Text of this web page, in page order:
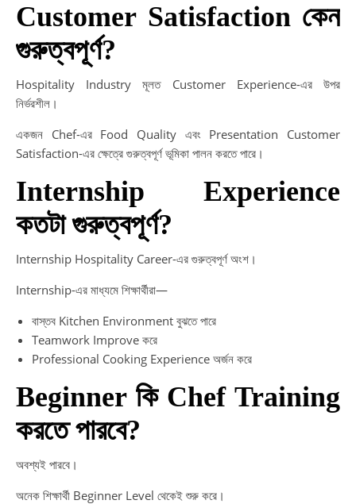
Customer Satisfaction কেন
গুরুত্বপূর্ণ?
Hospitality Industry মূলত Customer Experience-এর উপর
নির্ভরশীল।
একজন Chef-এর Food Quality এবং Presentation Customer
Satisfaction-এর ক্ষেত্রে গুরুত্বপূর্ণ ভূমিকা পালন করতে পারে।
Internship Experience
কতটা গুরুত্বপূর্ণ?
Internship Hospitality Career-এর গুরুত্বপূর্ণ অংশ।
Internship-এর মাধ্যমে শিক্ষার্থীরা—
বাস্তব Kitchen Environment বুঝতে পারে
Teamwork Improve করে
Professional Cooking Experience অর্জন করে
Beginner কি Chef Training
করতে পারবে?
অবশ্যই পারবে।
অনেক শিক্ষার্থী Beginner Level থেকেই শুরু করে।